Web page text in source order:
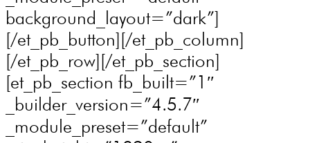
background_layout=”dark”]
[/et_pb_button][/et_pb_column]
[/et_pb_row][/et_pb_section]
[et_pb_section fb_built=”1″
_builder_version=”4.5.7″
_module_preset=”default”